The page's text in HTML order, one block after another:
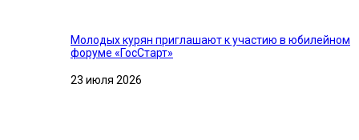
Молодых курян приглашают к участию в юбилейном
форуме «ГосСтарт»
23 июля 2026